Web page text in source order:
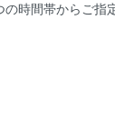
時間帯からご指